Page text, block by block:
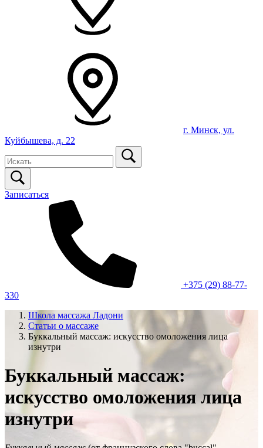
г. Минск, ул.
Куйбышева, д. 22
Записаться
+375 (29) 88-77-
330
Школа массажа Ладони
Статьи о массаже
Буккальный массаж: искусство омоложения лица
изнутри
Буккальный массаж:
искусство омоложения лица
изнутри